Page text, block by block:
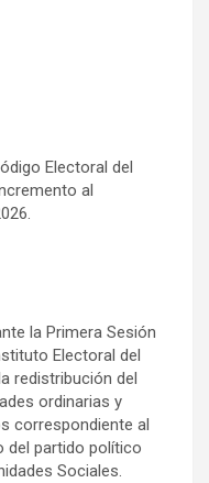
Electoral del
al
la Primera Sesión
Electoral del
redistribución del
ordinarias y
correspondiente al
del partido político
Sociales.